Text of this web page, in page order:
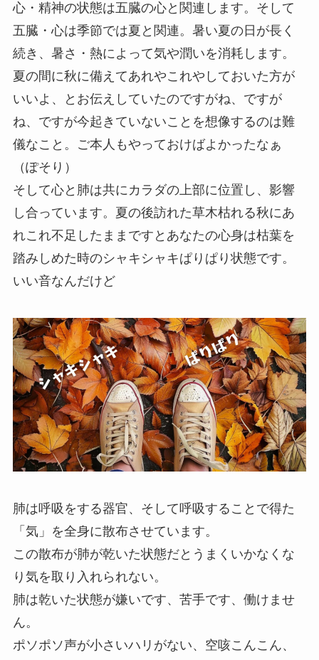
心・精神の状態は五臓の心と関連します。そして
五臓・心は季節では夏と関連。暑い夏の日が長く
続き、暑さ・熱によって気や潤いを消耗します。
夏の間に秋に備えてあれやこれやしておいた方が
いいよ、とお伝えしていたのですがね、ですが
ね、ですが今起きていないことを想像するのは難
儀なこと。ご本人もやっておけばよかったなぁ
（ぽそり）
そして心と肺は共にカラダの上部に位置し、影響
し合っています。夏の後訪れた草木枯れる秋にあ
れこれ不足したままですとあなたの心身は枯葉を
踏みしめた時のシャキシャキぱりぱり状態です。
いい音なんだけど
肺は呼吸をする器官、そして呼吸することで得た
「気」を全身に散布させています。
この散布が肺が乾いた状態だとうまくいかなくな
り気を取り入れられない。
肺は乾いた状態が嫌いです、苦手です、働けませ
ん。
ポソポソ声が小さいハリがない、空咳こんこん、